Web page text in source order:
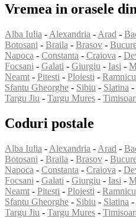
Vremea in orasele
Alba Iulia - Alexandria - Arad -
Botosani - Braila - Brasov -
Napoca - Constanta - Craiova -
Focsani - Galati - Giurgiu - Iasi -
Neamt - Pitesti - Ploiesti -
Sfantu Gheorghe - Sibiu - Slatina -
Targu Jiu - Targu Mures -
Coduri postale
Alba Iulia - Alexandria - Arad -
Botosani - Braila - Brasov -
Napoca - Constanta - Craiova -
Focsani - Galati - Giurgiu - Iasi -
Neamt - Pitesti - Ploiesti -
Sfantu Gheorghe - Sibiu - Slatina -
Targu Jiu - Targu Mures -